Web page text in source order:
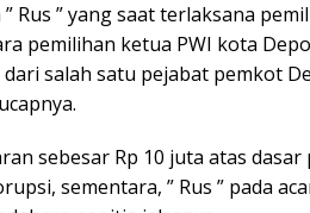
Rus ” yang saat terlaksana
pemilihan ketua PWI kota
salah satu pejabat pemkot
sebesar Rp 10 juta atas
sementara, ” Rus ” pada